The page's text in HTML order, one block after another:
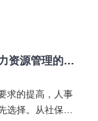
资源管理的重
求的提高，人事
选择。从社保缴